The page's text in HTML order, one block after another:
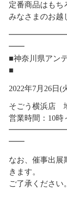
定番商品はもち
みなさまのお越
━━
■神奈川県アン
■
2022年7月26日(
そごう横浜店
営業時間：10時
━━
なお、催事出展
きます。
ご了承ください。